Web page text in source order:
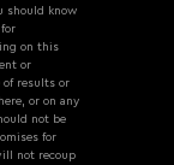
should know
on this
or
of results or
or on any
not be
for
not recoup